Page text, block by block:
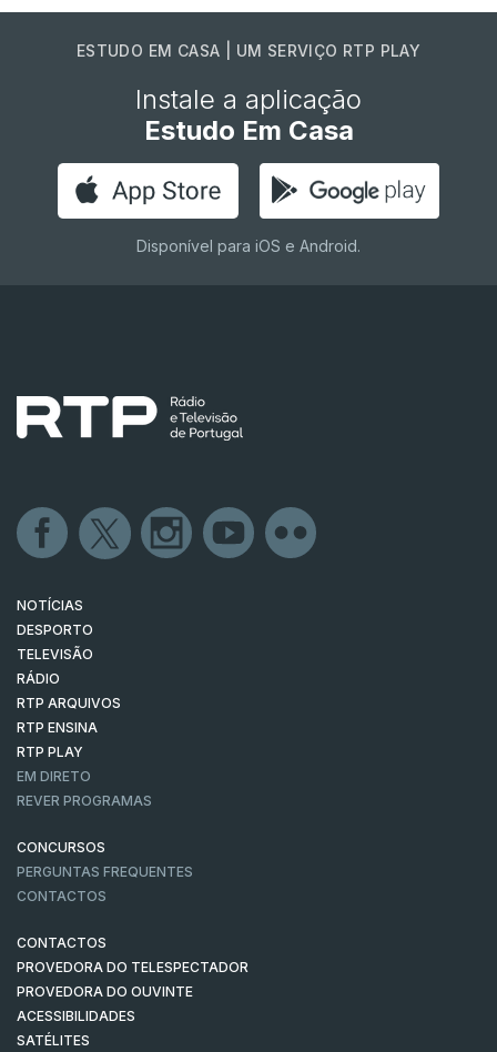
ESTUDO EM CASA | UM SERVIÇO RTP PLAY
Instale a aplicação
Estudo Em Casa
Disponível para iOS e Android.
NOTÍCIAS
DESPORTO
TELEVISÃO
RÁDIO
RTP ARQUIVOS
RTP ENSINA
RTP PLAY
EM DIRETO
REVER PROGRAMAS
CONCURSOS
PERGUNTAS FREQUENTES
CONTACTOS
CONTACTOS
PROVEDORA DO TELESPECTADOR
PROVEDORA DO OUVINTE
ACESSIBILIDADES
SATÉLITES